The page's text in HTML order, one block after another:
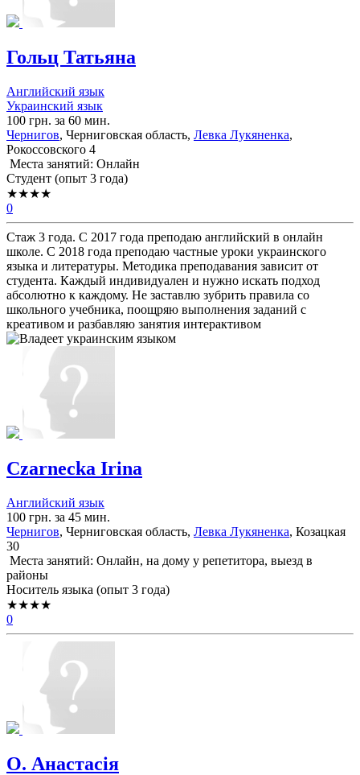
Гольц Татьяна
Английский язык
Украинский язык
100 грн. за 60 мин.
Чернигов, Черниговская область, Левка Лукяненка,
Рокоссовского 4
Места занятий: Онлайн
Cтудент (опыт 3 года)
★★★★
0
Стаж 3 года. С 2017 года преподаю английский в онлайн
школе. С 2018 года преподаю частные уроки украинского
языка и литературы. Методика преподавания зависит от
студента. Каждый индивидуален и нужно искать подход
абсолютно к каждому. Не заставлю зубрить правила со
школьного учебника, поощряю выполнения заданий с
креативом и разбавляю занятия интерактивом
Czarnecka Irina
Английский язык
100 грн. за 45 мин.
Чернигов, Черниговская область, Левка Лукяненка, Козацкая
30
Места занятий: Онлайн, на дому у репетитора, выезд в
районы
Носитель языка (опыт 3 года)
★★★★
0
О. Анастасія